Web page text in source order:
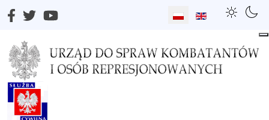
Wybierz swój język